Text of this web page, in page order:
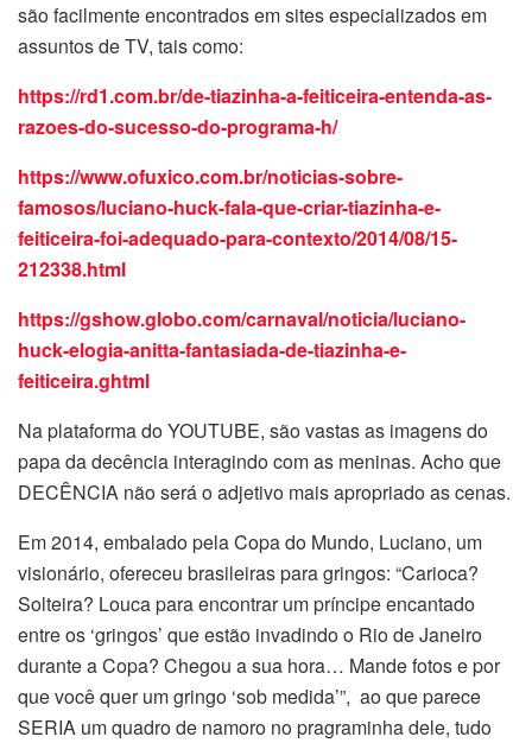
são facilmente encontrados em sites especializados em
assuntos de TV, tais como:
https://rd1.com.br/de-tiazinha-a-feiticeira-entenda-as-
razoes-do-sucesso-do-programa-h/
https://www.ofuxico.com.br/noticias-sobre-
famosos/luciano-huck-fala-que-criar-tiazinha-e-
feiticeira-foi-adequado-para-contexto/2014/08/15-
212338.html
https://gshow.globo.com/carnaval/noticia/luciano-
huck-elogia-anitta-fantasiada-de-tiazinha-e-
feiticeira.ghtml
Na plataforma do YOUTUBE, são vastas as imagens do
papa da decência interagindo com as meninas. Acho que
DECÊNCIA não será o adjetivo mais apropriado as cenas.
Em 2014, embalado pela Copa do Mundo, Luciano, um
visionário, ofereceu brasileiras para gringos: “Carioca?
Solteira? Louca para encontrar um príncipe encantado
entre os ‘gringos’ que estão invadindo o Rio de Janeiro
durante a Copa? Chegou a sua hora… Mande fotos e por
que você quer um gringo ‘sob medida’”, ao que parece
SERIA um quadro de namoro no pragraminha dele, tudo